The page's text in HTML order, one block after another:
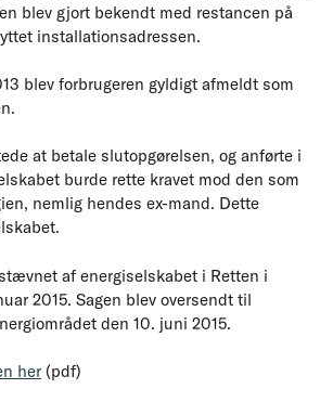
blev gjort bekendt med restancen på
installationsadressen.
blev forbrugeren gyldigt afmeldt som
at betale slutopgørelsen, og anførte i
burde rette kravet mod den som
nemlig hendes ex-mand. Dette
af energiselskabet i Retten i
2015. Sagen blev oversendt til
den 10. juni 2015.
her (pdf)